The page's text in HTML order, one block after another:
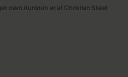
navn.Kunsten er af Christian Skeel